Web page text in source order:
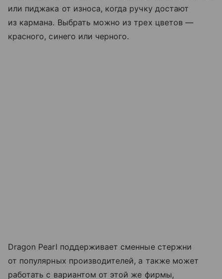
или пиджака от износа, когда ручку достают
из кармана. Выбрать можно из трех цветов —
красного, синего или черного.
Dragon Pearl поддерживает сменные стержни
от популярных производителей, а также может
работать с вариантом от этой же фирмы,